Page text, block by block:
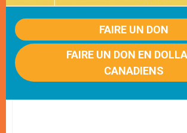
FAIRE UN DON
FAIRE UN DON EN
CANADIENS